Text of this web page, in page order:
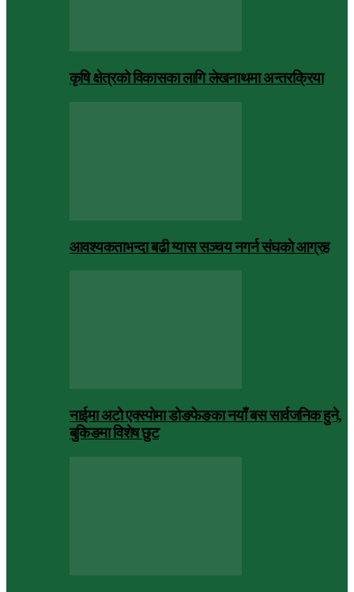
कृषि क्षेत्रको विकासका लागि लेखनाथमा अन्तरक्रिया
आवश्यकताभन्दा बढी ग्यास सञ्चय नगर्न संघकाे आग्रह
नाईमा अटो एक्स्पोमा डोङफेङका नयाँ बस सार्वजनिक हुने,
बुकिङमा विशेष छुट